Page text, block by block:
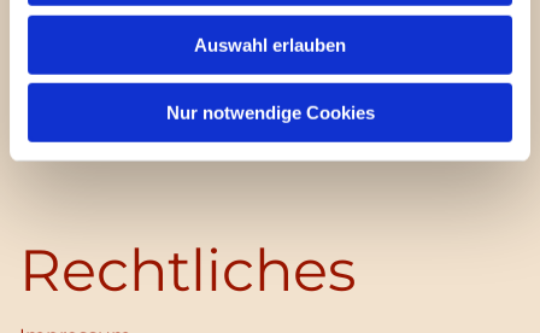
Auswahl erlauben
Nur notwendige Cookies
+49 (0)30 / 30 00 03 -40
pfarrbuero@christi-auferstehung.net
IBAN DE62 3706 0193 6006 9310 04
Rechtliches